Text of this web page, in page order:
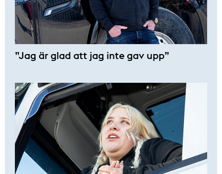
”Jag är glad att jag inte gav upp”